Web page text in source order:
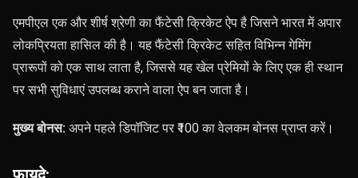
एमपीएल एक और शीर्ष श्रेणी का फैंटेसी क्रिकेट ऐप है जिसने भारत में अपार
लोकप्रियता हासिल की है। यह फैंटेसी क्रिकेट सहित विभिन्न गेमिंग
प्रारूपों को एक साथ लाता है, जिससे यह खेल प्रेमियों के लिए एक ही स्थान
पर सभी सुविधाएं उपलब्ध कराने वाला ऐप बन जाता है।
मुख्य बोनस: अपने पहले डिपॉजिट पर ₹100 का वेलकम बोनस प्राप्त करें।